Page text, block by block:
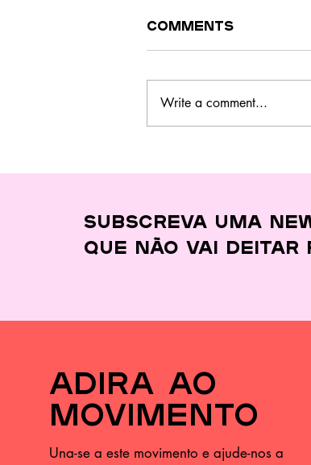
desperdiçar
nada
Comments
Write a comment...
Subscreva uma
que não vai deitar
adira ao
movimento
Una-se a este movimento e ajude-nos a